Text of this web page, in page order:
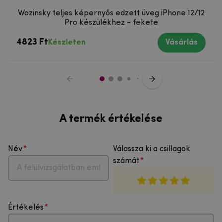
Wozinsky teljes képernyős edzett üveg iPhone 12/12
Pro készülékhez - fekete
4823 Ft Készleten Vásárlás
A termék értékelése
Név
Válassza ki a csillagok
számát
Értékelés